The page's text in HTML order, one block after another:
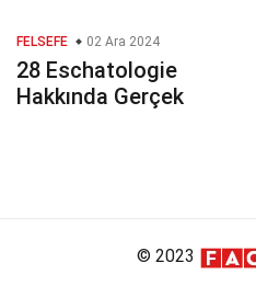
FELSEFE 02 Ara 2024
28 Eschatologie
Hakkında Gerçek
© 2023